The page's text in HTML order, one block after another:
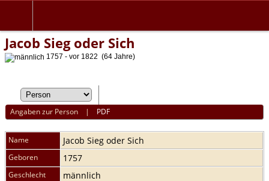
Jacob Sieg oder Sich
1757 - vor 1822 (64 Jahre)
Angaben zur Person | PDF
Name Jacob Sieg oder Sich
Geboren 1757
Geschlecht männlich